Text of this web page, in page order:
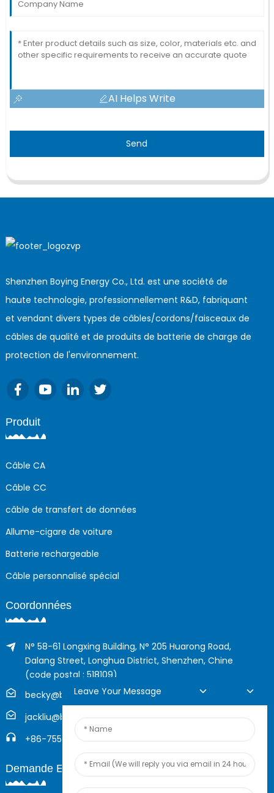
AI Helps Write
Send
Shenzhen Boying Energy Co., Ltd. est une société de
haute technologie, professionnellement R&D, fabriquant
et vendant divers types de câbles/cordons/faisceaux de
câbles de qualité et de produits de batterie de charge de
protection de l'environnement.
Produit
Câble CA
Câble CC
câble de transfert de données
Allume-cigare de voiture
Batterie rechargeable
Câble personnalisé spécial
Coordonnées
N° 58-61 Longxing Building, N° 205 Huarong Road,
Dalang Street, Longhua District, Shenzhen, Chine
(code postal : 518109)
becky@boyingcable.com
jackliu@boyingcable.com
+86-755-21014277
Demande En Ligne
Leave Your Message